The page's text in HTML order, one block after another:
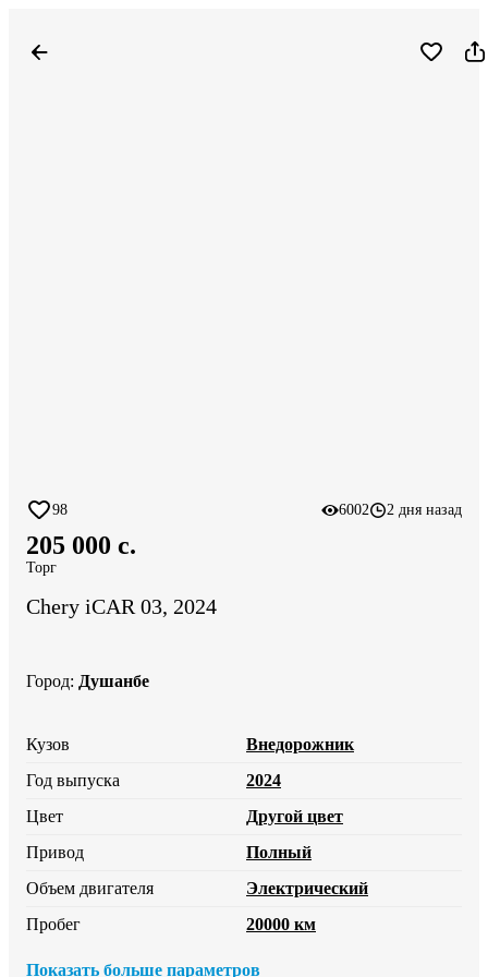
98 6002 2 дня назад
205 000 c.
Торг
Chery iCAR 03, 2024
Город: Душанбе
Кузов
Внедорожник
Год выпуска
2024
Цвет
Другой цвет
Привод
Полный
Объем двигателя
Электрический
Пробег
20000 км
Показать больше параметров